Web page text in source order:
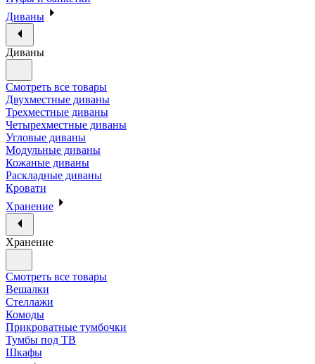
Диваны
Диваны
Смотреть все товары
Двухместные диваны
Трехместные диваны
Четырехместные диваны
Угловые диваны
Модульные диваны
Кожаные диваны
Раскладные диваны
Кровати
Хранение
Хранение
Смотреть все товары
Вешалки
Стеллажи
Комоды
Прикроватные тумбочки
Тумбы под ТВ
Шкафы